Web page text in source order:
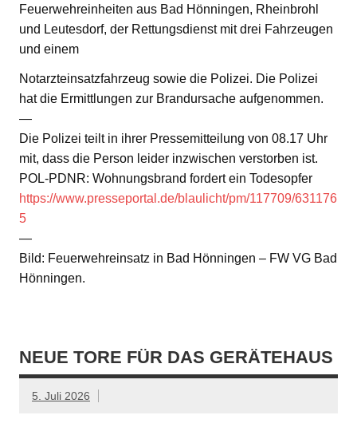
Feuerwehreinheiten aus Bad Hönningen, Rheinbrohl
und Leutesdorf, der Rettungsdienst mit drei Fahrzeugen
und einem
Notarzteinsatzfahrzeug sowie die Polizei. Die Polizei
hat die Ermittlungen zur Brandursache aufgenommen.
—
Die Polizei teilt in ihrer Pressemitteilung von 08.17 Uhr
mit, dass die Person leider inzwischen verstorben ist.
POL-PDNR: Wohnungsbrand fordert ein Todesopfer
https://www.presseportal.de/blaulicht/pm/117709/631176
5
—
Bild: Feuerwehreinsatz in Bad Hönningen – FW VG Bad
Hönningen.
NEUE TORE FÜR DAS GERÄTEHAUS
5. Juli 2026